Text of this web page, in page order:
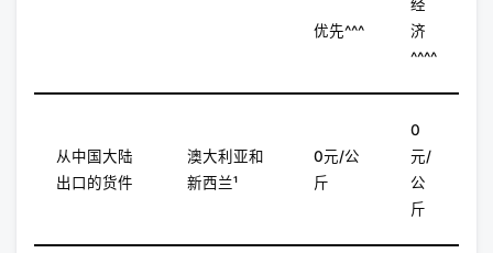
优先^^^
经
济
^^^^
从中国大陆
出口的货件
澳大利亚和
新西兰¹
0元/公
斤
0
元/
公
斤